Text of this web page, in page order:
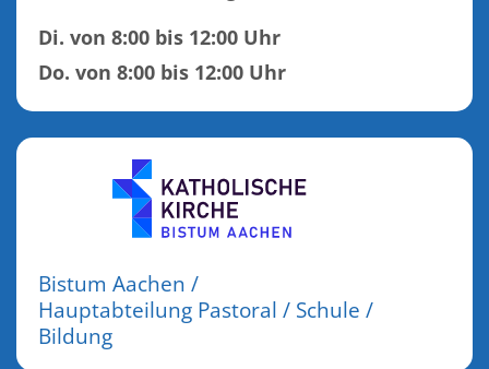
Di. von 8:00 bis 12:00 Uhr
Do. von 8:00 bis 12:00 Uhr
Bistum Aachen /
Hauptabteilung Pastoral / Schule /
Bildung